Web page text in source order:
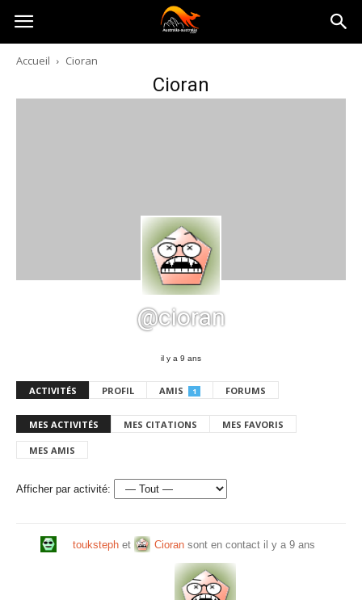
Australia-
australie.com
Accueil Cioran
Cioran
@cioran
il y a 9 ans
ACTIVITÉS PROFIL AMIS 1 FORUMS
MES ACTIVITÉS MES CITATIONS MES FAVORIS
MES AMIS
Afficher par activité:
touksteph et Cioran sont en contact il y a 9 ans